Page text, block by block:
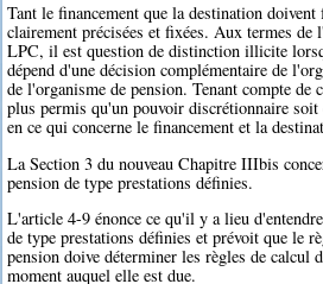
Tant le financement que la destination
clairement précisées et fixées. Aux termes
LPC, il est question de distinction illicite
dépend d'une décision complémentaire de
de l'organisme de pension. Tenant compte de
plus permis qu'un pouvoir discrétionnaire soit
en ce qui concerne le financement et la
La Section 3 du nouveau Chapitre IIIbis
pension de type prestations définies.
L'article 4-9 énonce ce qu'il y a lieu
de type prestations définies et prévoit que le
pension doive déterminer les règles de calcul
moment auquel elle est due.